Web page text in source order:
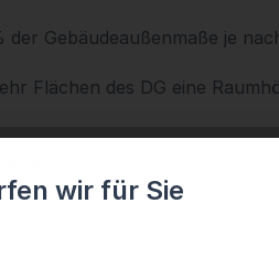
der Gebäudeaußenmaße je
Flächen des DG eine
wir für Sie